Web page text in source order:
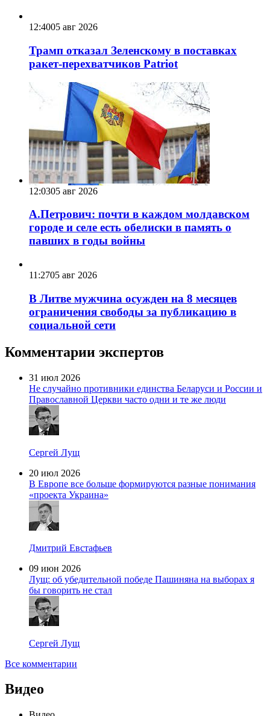
12:4005 авг 2026
Трамп отказал Зеленскому в поставках
ракет-перехватчиков Patriot
12:0305 авг 2026
А.Петрович: почти в каждом молдавском
городе и селе есть обелиски в память о
павших в годы войны
11:2705 авг 2026
В Литве мужчина осужден на 8 месяцев
ограничения свободы за публикацию в
социальной сети
Комментарии экспертов
31 июл 2026
Не случайно противники единства Беларуси и России и
Православной Церкви часто одни и те же люди
Сергей Лущ
20 июл 2026
В Европе все больше формируются разные понимания
«проекта Украина»
Дмитрий Евстафьев
09 июн 2026
Лущ: об убедительной победе Пашиняна на выборах я
бы говорить не стал
Сергей Лущ
Все комментарии
Видео